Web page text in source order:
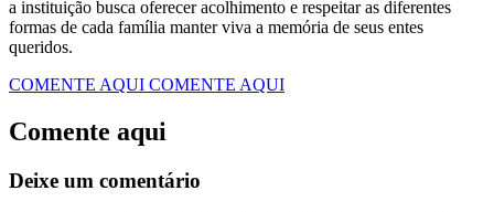
a instituição busca oferecer acolhimento e respeitar as diferentes
formas de cada família manter viva a memória de seus entes
queridos.
COMENTE AQUI COMENTE AQUI
Comente aqui
Deixe um comentário